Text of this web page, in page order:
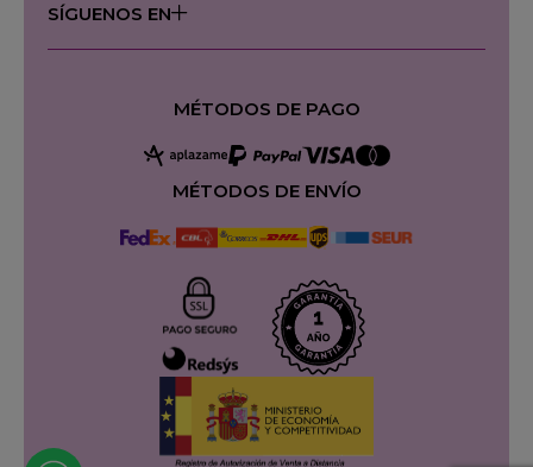
SÍGUENOS EN
MÉTODOS DE PAGO
MÉTODOS DE ENVÍO